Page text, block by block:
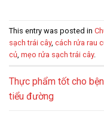
This entry was posted in
sạch trái cây, cách rửa rau
củ mẹo rửa sạch trái cây.
Thực phẩm tốt cho
tiểu đường